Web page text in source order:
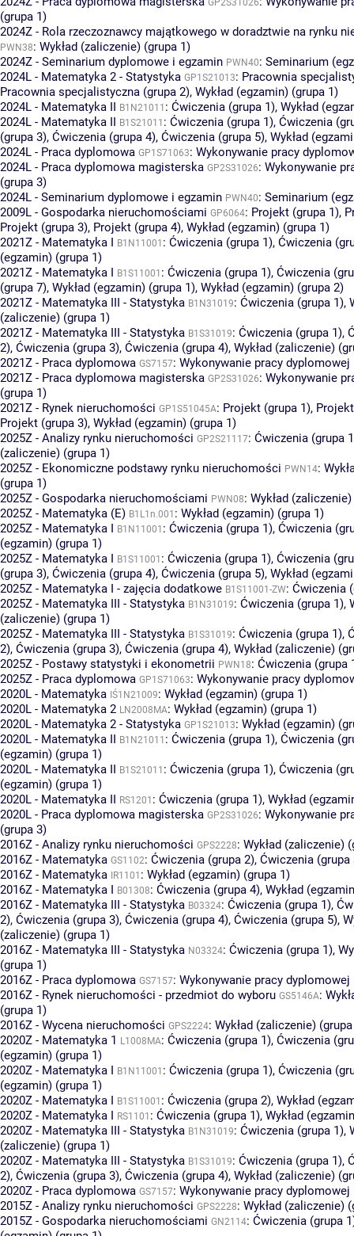
(grupa 1)
2024Z - Rola rzeczoznawcy majątkowego w doradztwie na rynku
PWN38: Wykład (zaliczenie) (grupa 1)
2024Z - Seminarium dyplomowe i egzamin PWN40: Seminarium
2024L - Matematyka 2 - Statystyka GP1S21013: Pracownia
Pracownia specjalistyczna (grupa 2), Wykład (egzamin) (grupa 1)
2024L - Matematyka II B1N21011 : Ćwiczenia (grupa 1), Wykład
2024L - Matematyka II B1S21011 : Ćwiczenia (grupa 1), Ćwiczenia
(grupa 3), Ćwiczenia (grupa 4), Ćwiczenia (grupa 5), Wykład
2024L - Praca dyplomowa GP1S71063: Wykonywanie pracy
2024L - Praca dyplomowa magisterska GP2S31026: Wykonywanie
(grupa 3)
2024L - Seminarium dyplomowe i egzamin PWN40: Seminarium
2009L - Gospodarka nieruchomościami GP6064: Projekt (grupa 1),
Projekt (grupa 3), Projekt (grupa 4), Wykład (egzamin) (grupa 1)
2021Z - Matematyka I B1N11001 : Ćwiczenia (grupa 1), Ćwiczenia
(egzamin) (grupa 1)
2021Z - Matematyka I B1S11001 : Ćwiczenia (grupa 1), Ćwiczenia
(grupa 7), Wykład (egzamin) (grupa 1), Wykład (egzamin) (grupa 2)
2021Z - Matematyka III - Statystyka B1N31019: Ćwiczenia (grupa 1),
(zaliczenie) (grupa 1)
2021Z - Matematyka III - Statystyka B1S31019: Ćwiczenia (grupa 1),
2), Ćwiczenia (grupa 3), Ćwiczenia (grupa 4), Wykład (zaliczenie)
2021Z - Praca dyplomowa GS7157: Wykonywanie pracy dyplomowej
2021Z - Praca dyplomowa magisterska GP2S31026: Wykonywanie
(grupa 1)
2021Z - Rynek nieruchomości GP1S51045A: Projekt (grupa 1),
Projekt (grupa 3), Wykład (egzamin) (grupa 1)
2025Z - Analizy rynku nieruchomości GP2S21117: Ćwiczenia (grupa
(zaliczenie) (grupa 1)
2025Z - Ekonomiczne podstawy rynku nieruchomości PWN14:
(grupa 1)
2025Z - Gospodarka nieruchomościami PWN08: Wykład
2025Z - Matematyka (E) B1L1n.001 : Wykład (egzamin) (grupa 1)
2025Z - Matematyka I B1N11001 : Ćwiczenia (grupa 1), Ćwiczenia
(egzamin) (grupa 1)
2025Z - Matematyka I B1S11001 : Ćwiczenia (grupa 1), Ćwiczenia
(grupa 3), Ćwiczenia (grupa 4), Ćwiczenia (grupa 5), Wykład
2025Z - Matematyka I - zajęcia dodatkowe B1S11001-ZW: Ćwiczenia
2025Z - Matematyka III - Statystyka B1N31019: Ćwiczenia (grupa 1),
(zaliczenie) (grupa 1)
2025Z - Matematyka III - Statystyka B1S31019: Ćwiczenia (grupa 1),
2), Ćwiczenia (grupa 3), Ćwiczenia (grupa 4), Wykład (zaliczenie)
2025Z - Postawy statystyki i ekonometrii PWN18: Ćwiczenia (grupa
2025Z - Praca dyplomowa GP1S71063: Wykonywanie pracy
2020L - Matematyka IŚ1N21009: Wykład (egzamin) (grupa 1)
2020L - Matematyka 2 LN2008MA: Wykład (egzamin) (grupa 1)
2020L - Matematyka 2 - Statystyka GP1S21013: Wykład (egzamin)
2020L - Matematyka II B1N21011 : Ćwiczenia (grupa 1), Ćwiczenia
(egzamin) (grupa 1)
2020L - Matematyka II B1S21011 : Ćwiczenia (grupa 1), Ćwiczenia
(egzamin) (grupa 1)
2020L - Matematyka II RS1201 : Ćwiczenia (grupa 1), Wykład
2020L - Praca dyplomowa magisterska GP2S31026: Wykonywanie
(grupa 3)
2016Z - Analizy rynku nieruchomości GPS2228: Wykład (zaliczenie)
2016Z - Matematyka GS1102: Ćwiczenia (grupa 2), Ćwiczenia (grupa
2016Z - Matematyka IR1101 : Wykład (egzamin) (grupa 1)
2016Z - Matematyka I B01308: Ćwiczenia (grupa 4), Wykład
2016Z - Matematyka III - Statystyka B03324: Ćwiczenia (grupa 1),
2), Ćwiczenia (grupa 3), Ćwiczenia (grupa 4), Ćwiczenia (grupa 5),
(zaliczenie) (grupa 1)
2016Z - Matematyka III - Statystyka N03324: Ćwiczenia (grupa 1),
(grupa 1)
2016Z - Praca dyplomowa GS7157: Wykonywanie pracy dyplomowej
2016Z - Rynek nieruchomości - przedmiot do wyboru GS5146A:
(grupa 1)
2016Z - Wycena nieruchomości GPS2224: Wykład (zaliczenie)
2020Z - Matematyka 1 L1008MA: Ćwiczenia (grupa 1), Ćwiczenia
(egzamin) (grupa 1)
2020Z - Matematyka I B1N11001 : Ćwiczenia (grupa 1), Ćwiczenia
(egzamin) (grupa 1)
2020Z - Matematyka I B1S11001 : Ćwiczenia (grupa 2), Wykład
2020Z - Matematyka I RS1101 : Ćwiczenia (grupa 1), Wykład
2020Z - Matematyka III - Statystyka B1N31019: Ćwiczenia (grupa 1),
(zaliczenie) (grupa 1)
2020Z - Matematyka III - Statystyka B1S31019: Ćwiczenia (grupa 1),
2), Ćwiczenia (grupa 3), Ćwiczenia (grupa 4), Wykład (zaliczenie)
2020Z - Praca dyplomowa GS7157: Wykonywanie pracy dyplomowej
2015Z - Analizy rynku nieruchomości GPS2228: Wykład (zaliczenie)
2015Z - Gospodarka nieruchomościami GN2114: Ćwiczenia (grupa